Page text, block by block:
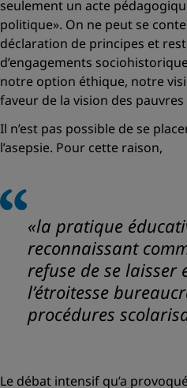
seulement un acte
politique». On ne peut se
déclaration de principes et
d’engagements
notre option éthique, notre
faveur de la vision des
Il n’est pas possible de se
l’asepsie. Pour cette raison,
«la pratique
reconnaissant
refuse de se laisser
l’étroitesse
procédures
Le débat intensif qu’a